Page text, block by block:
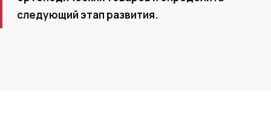
следующий этап развития.